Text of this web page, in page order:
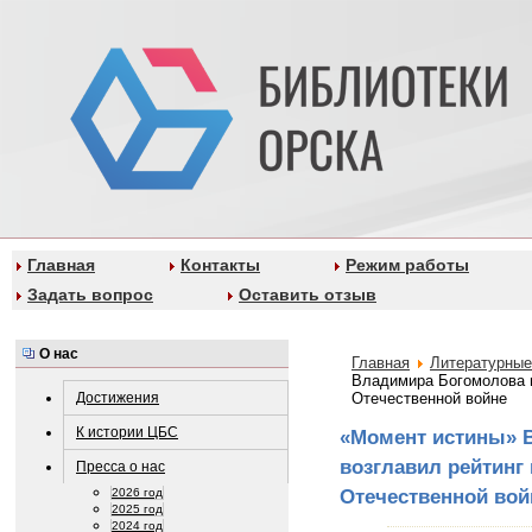
Главная Контакты
Режим работы
Задать вопрос
Оставить отзыв
О нас
Достижения
К истории ЦБС
Пресса о нас
2026 год
2025 год
2024 год
Главная
Владимира Богомолова
Отечественной войне
«Момент истины»
возглавил
Отечественной